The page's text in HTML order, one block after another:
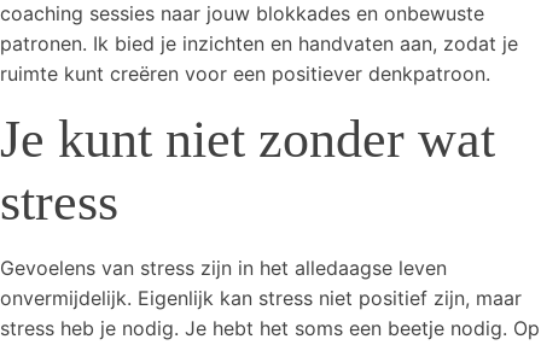
coaching sessies naar jouw blokkades en onbewuste
patronen. Ik bied je inzichten en handvaten aan, zodat je
ruimte kunt creëren voor een positiever denkpatroon.
Je kunt niet zonder wat
stress
Gevoelens van stress zijn in het alledaagse leven
onvermijdelijk. Eigenlijk kan stress niet positief zijn, maar
stress heb je nodig. Je hebt het soms een beetje nodig. Op